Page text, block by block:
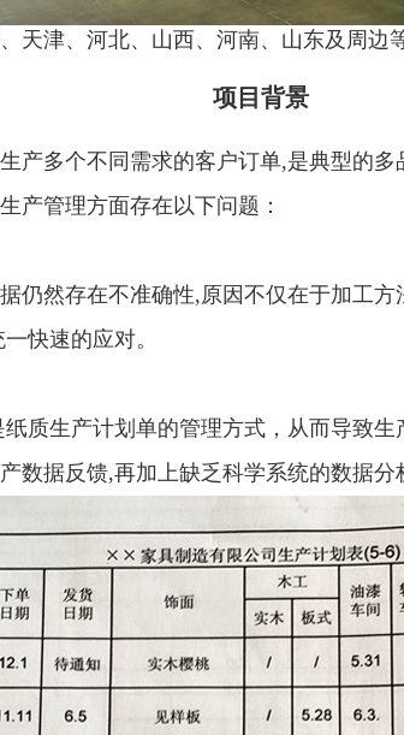
天津、河北、山西、河南、山东及周边
项目背景
产多个不同需求的客户订单,是典型的
产管理方面存在以下问题：
仍然存在不准确性,原因不仅在于加工
快速的应对。
质生产计划单的管理方式，从而导致
数据反馈,再加上缺乏科学系统的数据分